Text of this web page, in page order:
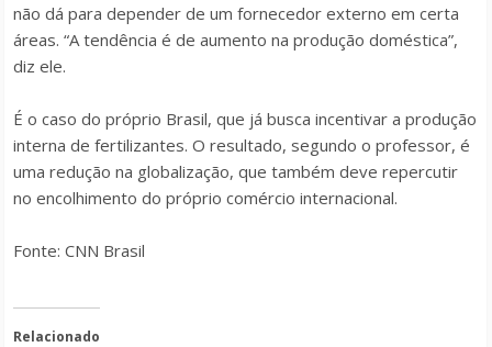
não dá para depender de um fornecedor externo em certa
áreas. “A tendência é de aumento na produção doméstica”,
diz ele.
É o caso do próprio Brasil, que já busca incentivar a produção
interna de fertilizantes. O resultado, segundo o professor, é
uma redução na globalização, que também deve repercutir
no encolhimento do próprio comércio internacional.
Fonte: CNN Brasil
Relacionado